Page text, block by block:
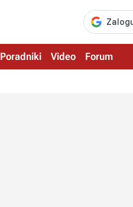
Poradniki Video Forum